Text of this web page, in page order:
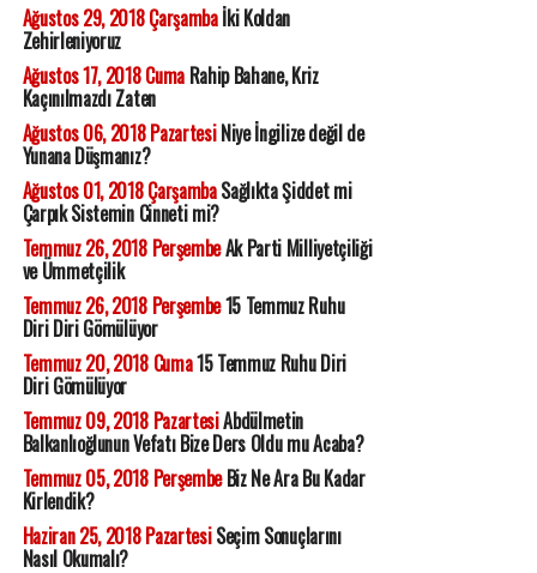
Ağustos 29, 2018 Çarşambaİki Koldan
Zehirleniyoruz
Ağustos 17, 2018 CumaRahip Bahane, Kriz
Kaçınılmazdı Zaten
Ağustos 06, 2018 PazartesiNiye İngilize değil de
Yunana Düşmanız?
Ağustos 01, 2018 ÇarşambaSağlıkta Şiddet mi
Çarpık Sistemin Cinneti mi?
Temmuz 26, 2018 PerşembeAk Parti Milliyetçiliği
ve Ümmetçilik
Temmuz 26, 2018 Perşembe15 Temmuz Ruhu
Diri Diri Gömülüyor
Temmuz 20, 2018 Cuma15 Temmuz Ruhu Diri
Diri Gömülüyor
Temmuz 09, 2018 PazartesiAbdülmetin
Balkanlıoğlunun Vefatı Bize Ders Oldu mu Acaba?
Temmuz 05, 2018 PerşembeBiz Ne Ara Bu Kadar
Kirlendik?
Haziran 25, 2018 PazartesiSeçim Sonuçlarını
Nasıl Okumalı?